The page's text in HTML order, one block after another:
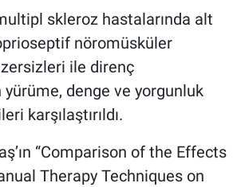
skleroz hastalarında alt
nöromüsküler
ile direnç
yürüme, denge ve yorgunluk
karşılaştırıldı.
“Comparison of the Effects
Therapy Techniques on